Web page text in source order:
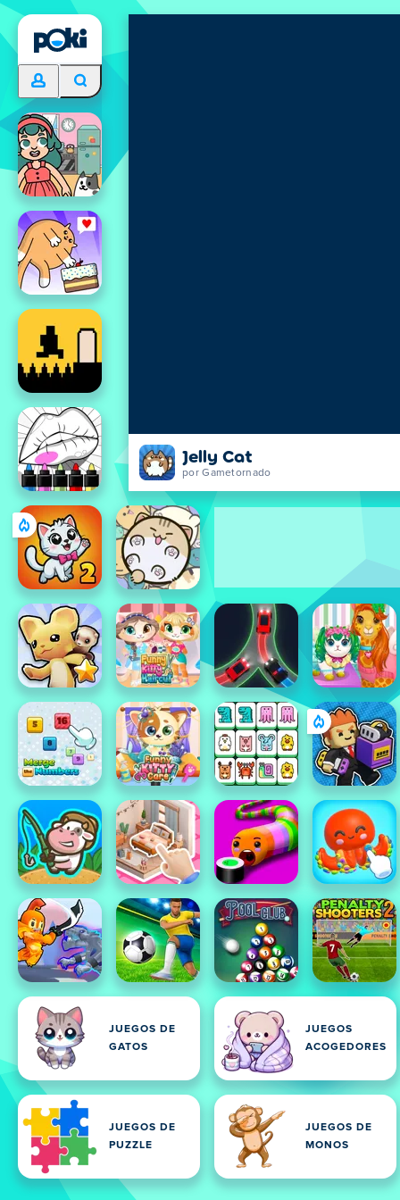
Jelly Cat
por Gametornado
JUEGOS DE
GATOS
JUEGOS
ACOGEDORES
JUEGOS DE
PUZZLE
JUEGOS DE
MONOS